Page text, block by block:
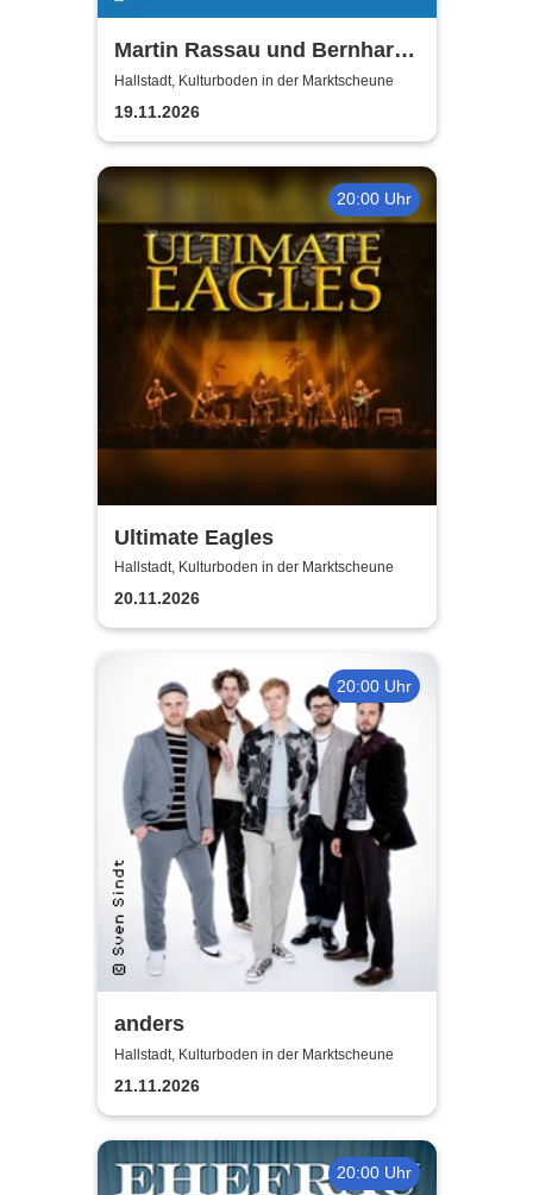
Martin Rassau und Bernhard
Ottinger - Kerle auf Kur
Hallstadt, Kulturboden in der Marktscheune
19.11.2026
20:00 Uhr
Ultimate Eagles
Hallstadt, Kulturboden in der Marktscheune
20.11.2026
20:00 Uhr
anders
Hallstadt, Kulturboden in der Marktscheune
21.11.2026
20:00 Uhr